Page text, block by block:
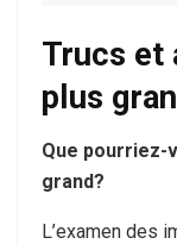
Trucs et
plus
Que pourriez-
grand?
L’examen des